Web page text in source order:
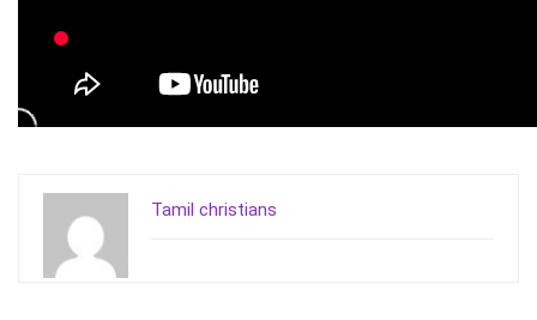
Tamil christians